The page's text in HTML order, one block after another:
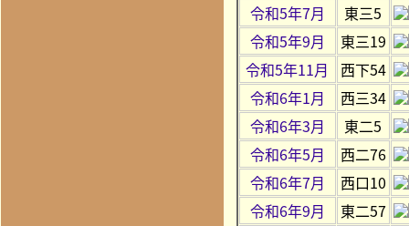
令和5年7月
東三5
令和5年9月
東三19
令和5年11月
西下54
令和6年1月
西三34
令和6年3月
東二5
令和6年5月
西二76
令和6年7月
西口10
令和6年9月
東二57